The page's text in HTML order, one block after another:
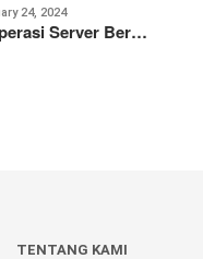
24, 2024
Server Ber…
TENTANG KAMI